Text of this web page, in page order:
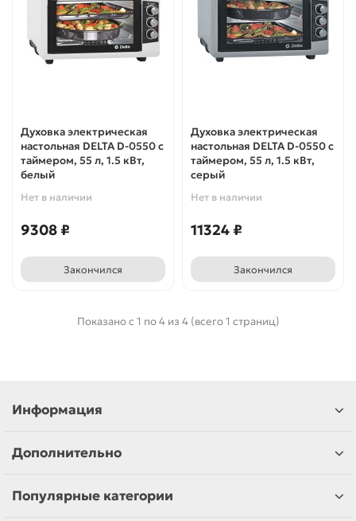
Духовка электрическая
настольная DELTA D-0550 с
таймером, 55 л, 1.5 кВт,
белый
Нет в наличии
9308 ₽
Закончился
Духовка электрическая
настольная DELTA D-0550 с
таймером, 55 л, 1.5 кВт,
серый
Нет в наличии
11324 ₽
Закончился
Показано с 1 по 4 из 4 (всего 1 страниц)
Информация
Дополнительно
Популярные категории